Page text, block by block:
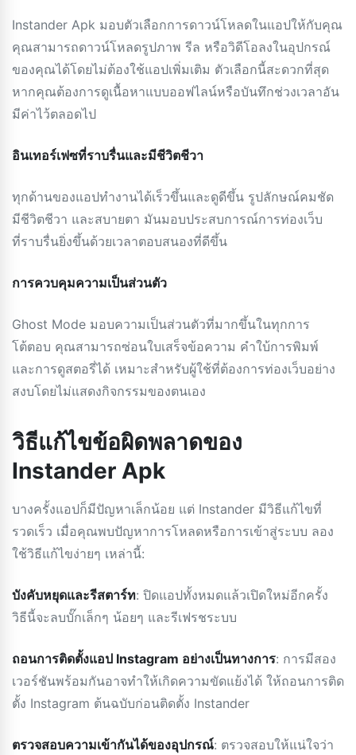
Instander Apk มอบตัวเลือกการดาวน์โหลดในแอปให้กับคุณ
คุณสามารถดาวน์โหลดรูปภาพ รีล หรือวิดีโอลงในอุปกรณ์
ของคุณได้โดยไม่ต้องใช้แอปเพิ่มเติม ตัวเลือกนี้สะดวกที่สุด
หากคุณต้องการดูเนื้อหาแบบออฟไลน์หรือบันทึกช่วงเวลาอัน
มีค่าไว้ตลอดไป
อินเทอร์เฟซที่ราบรื่นและมีชีวิตชีวา
ทุกด้านของแอปทำงานได้เร็วขึ้นและดูดีขึ้น รูปลักษณ์คมชัด
มีชีวิตชีวา และสบายตา มันมอบประสบการณ์การท่องเว็บ
ที่ราบรื่นยิ่งขึ้นด้วยเวลาตอบสนองที่ดีขึ้น
การควบคุมความเป็นส่วนตัว
Ghost Mode มอบความเป็นส่วนตัวที่มากขึ้นในทุกการ
โต้ตอบ คุณสามารถซ่อนใบเสร็จข้อความ คำใบ้การพิมพ์
และการดูสตอรี่ได้ เหมาะสำหรับผู้ใช้ที่ต้องการท่องเว็บอย่าง
สงบโดยไม่แสดงกิจกรรมของตนเอง
วิธีแก้ไขข้อผิดพลาดของ
Instander Apk
บางครั้งแอปก็มีปัญหาเล็กน้อย แต่ Instander มีวิธีแก้ไขที่
รวดเร็ว เมื่อคุณพบปัญหาการโหลดหรือการเข้าสู่ระบบ ลอง
ใช้วิธีแก้ไขง่ายๆ เหล่านี้:
บังคับหยุดและรีสตาร์ท: ปิดแอปทั้งหมดแล้วเปิดใหม่อีกครั้ง
วิธีนี้จะลบบั๊กเล็กๆ น้อยๆ และรีเฟรชระบบ
ถอนการติดตั้งแอป Instagram อย่างเป็นทางการ: การมีสอง
เวอร์ชันพร้อมกันอาจทำให้เกิดความขัดแย้งได้ ให้ถอนการติด
ตั้ง Instagram ต้นฉบับก่อนติดตั้ง Instander
ตรวจสอบความเข้ากันได้ของอุปกรณ์: ตรวจสอบให้แน่ใจว่า